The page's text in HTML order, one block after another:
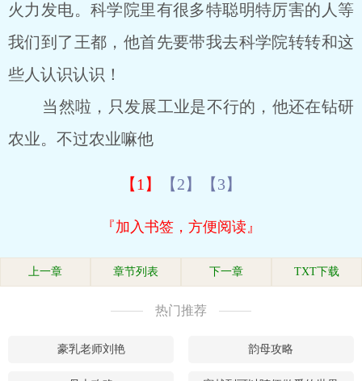
火力发电。科学院里有很多特聪明特厉害的人等
我们到了王都，他首先要带我去科学院转转和这
些人认识认识！
当然啦，只发展工业是不行的，他还在钻研
农业。不过农业嘛他
【1】 【2】 【3】
『加入书签，方便阅读』
上一章 章节列表 下一章 TXT下载
热门推荐
豪乳老师刘艳 韵母攻略